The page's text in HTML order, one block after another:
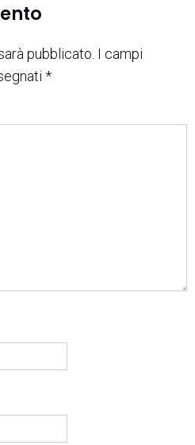
pubblicato. I campi
*